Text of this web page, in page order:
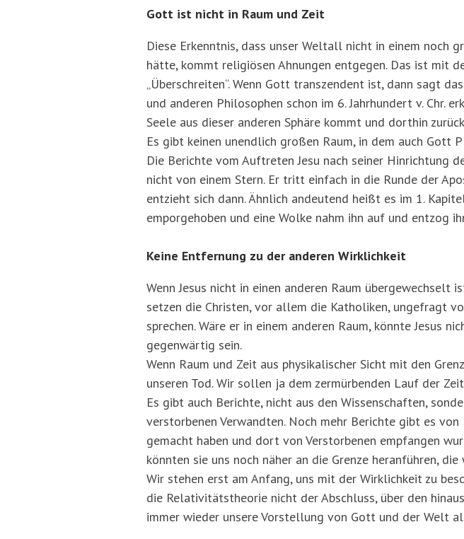
Gott ist nicht in Raum und Zeit
Diese Erkenntnis, dass unser Weltall nicht in einem noch
hätte, kommt religiösen Ahnungen entgegen. Das ist mit
„Überschreiten“. Wenn Gott transzendent ist, dann sagt
und anderen Philosophen schon im 6. Jahrhundert v. Chr.
Seele aus dieser anderen Sphäre kommt und dorthin
Es gibt keinen unendlich großen Raum, in dem auch Gott
Die Berichte vom Auftreten Jesu nach seiner Hinrichtung
nicht von einem Stern. Er tritt einfach in die Runde der
entzieht sich dann. Ähnlich andeutend heißt es im 1.
emporgehoben und eine Wolke nahm ihn auf und entzog
Keine Entfernung zu der anderen Wirklichkeit
Wenn Jesus nicht in einen anderen Raum übergewechselt
setzen die Christen, vor allem die Katholiken, ungefragt
sprechen. Wäre er in einem anderen Raum, könnte Jesus
gegenwärtig sein.
Wenn Raum und Zeit aus physikalischer Sicht mit den
unseren Tod. Wir sollen ja dem zermürbenden Lauf der
Es gibt auch Berichte, nicht aus den Wissenschaften,
verstorbenen Verwandten. Noch mehr Berichte gibt es
gemacht haben und dort von Verstorbenen empfangen
könnten sie uns noch näher an die Grenze heranführen,
Wir stehen erst am Anfang, uns mit der Wirklichkeit zu
die Relativitätstheorie nicht der Abschluss, über den
immer wieder unsere Vorstellung von Gott und der Welt